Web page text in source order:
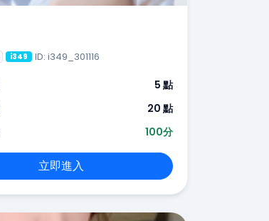
i349 ID: i349_301116
5 點
20 點
100分
立即進入